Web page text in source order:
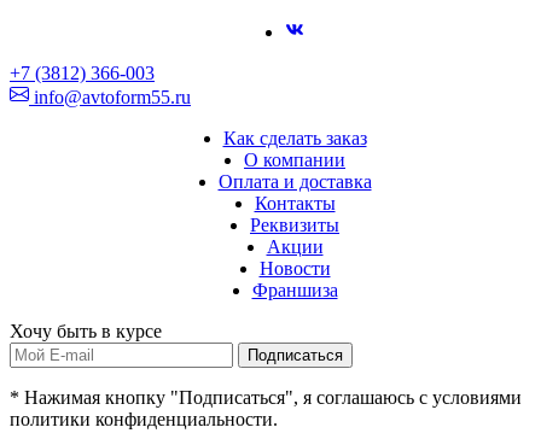
+7 (3812) 366-003
info@avtoform55.ru
Как сделать заказ
О компании
Оплата и доставка
Контакты
Реквизиты
Акции
Новости
Франшиза
Хочу быть в курсе
Подписаться
* Нажимая кнопку "Подписаться", я соглашаюсь с условиями
политики конфиденциальности.